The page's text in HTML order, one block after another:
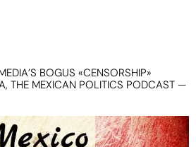
BOGUS «CENSORSHIP»
THE MEXICAN POLITICS PODCAST —